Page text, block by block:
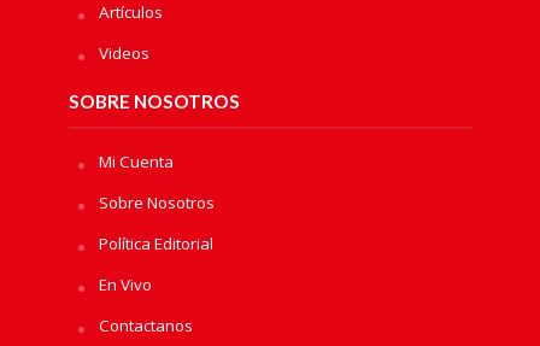
Artículos
Videos
SOBRE NOSOTROS
Mi Cuenta
Sobre Nosotros
Política Editorial
En Vivo
Contactanos